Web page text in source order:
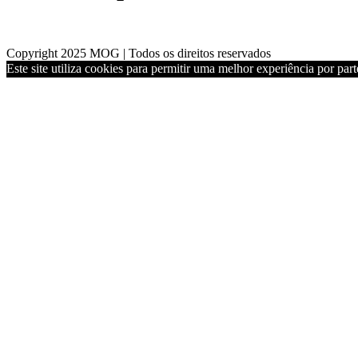
Copyright 2025 MOG | Todos os direitos reservados
Este site utiliza cookies para permitir uma melhor experiência por